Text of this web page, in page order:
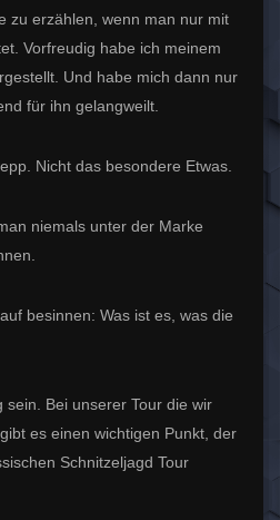
zu erzählen, wenn man nur mit
Vorfreudig habe ich meinem
Und habe mich dann nur
für ihn gelangweilt.
Nicht das besondere Etwas.
niemals unter der Marke
besinnen: Was ist es, was die
sein. Bei unserer Tour die wir
es einen wichtigen Punkt, der
Schnitzeljagd Tour